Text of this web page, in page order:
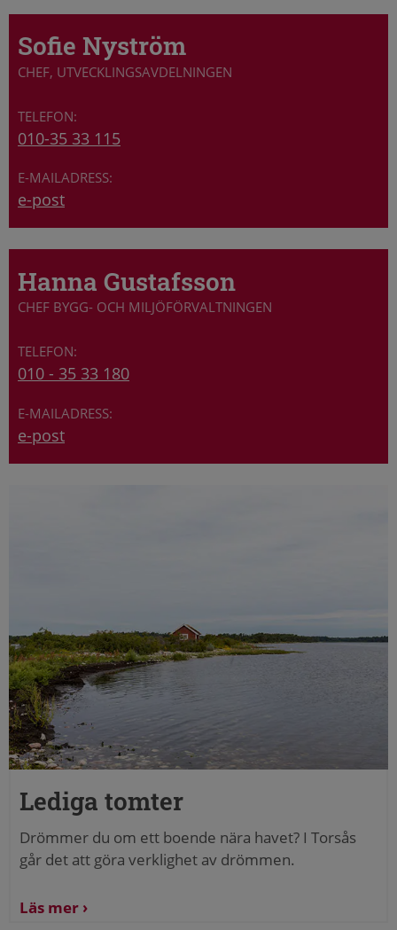
Sofie Nyström
CHEF, UTVECKLINGSAVDELNINGEN
010-35 33 115
e-post
Hanna Gustafsson
CHEF BYGG- OCH MILJÖFÖRVALTNINGEN
010 - 35 33 180
e-post
Lediga tomter
Drömmer du om ett boende nära havet? I Torsås
går det att göra verklighet av drömmen.
Läs mer